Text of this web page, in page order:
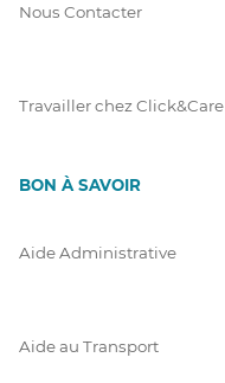
Nous Contacter
Travailler chez Click&Care
BON À SAVOIR
Aide Administrative
Aide au Transport